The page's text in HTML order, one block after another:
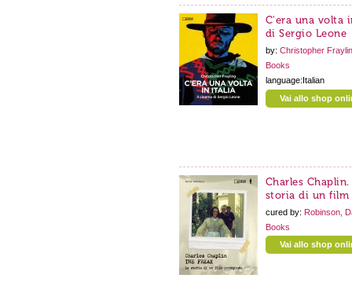
C'era una volta
di Sergio Leone
by: Christopher
Books
language:Italian
Vai allo shop
Charles Chaplin.
storia di un
cured by: Robinson,
Books
Vai allo shop